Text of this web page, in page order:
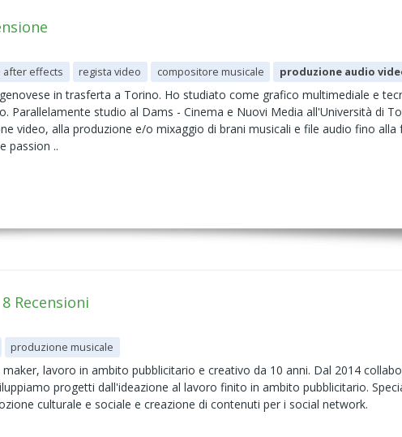
after effects regista video compositore musicale produzione audio
in trasferta a Torino. Ho studiato come grafico multimediale e
Parallelamente studio al Dams - Cinema e Nuovi Media all'Università di
video, alla produzione e/o mixaggio di brani musicali e file audio fino alla
passion ..
8 Recensioni
produzione musicale
lavoro in ambito pubblicitario e creativo da 10 anni. Dal 2014
progetti dall'ideazione al lavoro finito in ambito pubblicitario.
culturale e sociale e creazione di contenuti per i social network.